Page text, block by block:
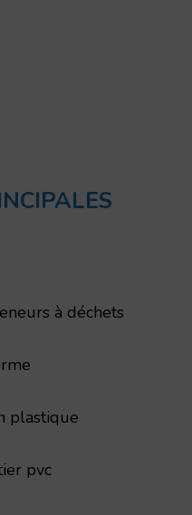
à déchets
plastique
pvc